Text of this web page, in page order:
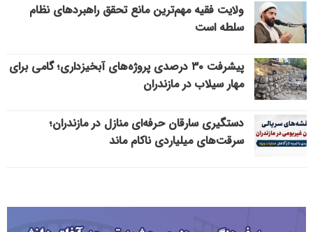
ولایت فقیه مهم‌ترین مانع تحقق راهبردهای نظام
سلطه است
پیشرفت ۳۰ درصدی پروژه‌های آبخیزداری؛ گامی برای
مهار سیلاب در مازندران
دستگیری سارقان حرفه‌ای منازل در مازندران؛
سرقت‌های میلیاردی ناکام ماند